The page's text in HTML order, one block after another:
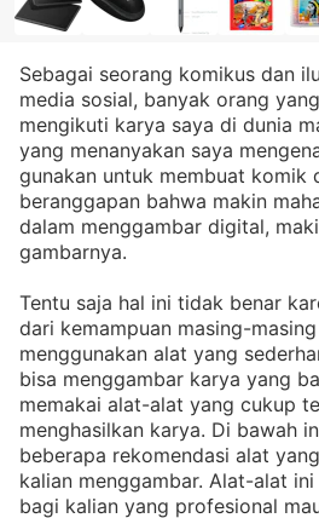
Sebagai seorang komikus dan
media sosial, banyak orang
mengikuti karya saya di dunia
yang menanyakan saya
gunakan untuk membuat komik
beranggapan bahwa makin
dalam menggambar digital,
gambarnya.
Tentu saja hal ini tidak benar
dari kemampuan masing-
menggunakan alat yang
bisa menggambar karya yang
memakai alat-alat yang cukup
menghasilkan karya. Di bawah
beberapa rekomendasi alat
kalian menggambar. Alat-alat
bagi kalian yang profesional